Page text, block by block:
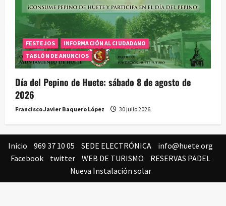
FESTEJOS
INFORMACIÓN AL CIUDADANO
TABLÓN DE ANUNCIOS
Día del Pepino de Huete: sábado 8 de agosto de
2026
Francisco Javier Baquero López 30 julio 2026
Inicio 969 37 10 05 SEDE ELECTRÓNICA
info@huete.org
Facebook
twitter WEB DE TURISMO
RESERVAS PADEL
Nueva Instalación solar